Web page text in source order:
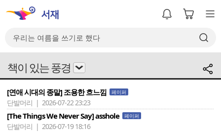
책이 있는 풍경
[연애 시대의 종말] 조용한 흐느낌 페이퍼
단발머리 | 2026-07-22 23:23
[The Things We Never Say] asshole 페이퍼
단발머리 | 2026-07-19 18:16